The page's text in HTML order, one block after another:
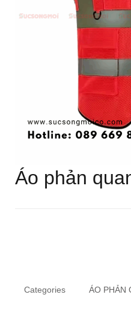
Áo phản
Categories ÁO PHẢN